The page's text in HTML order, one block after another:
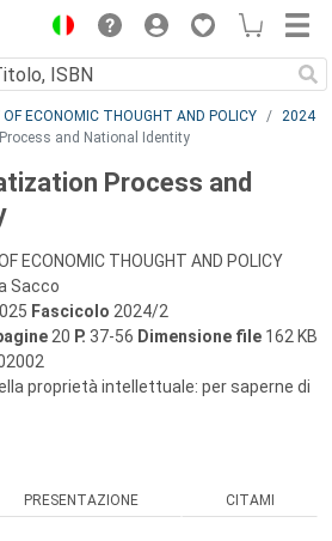
OF ECONOMIC THOUGHT AND POLICY
2024
and National Identity
Process and
ECONOMIC THOUGHT AND POLICY
Sacco
Fascicolo 2024/2
20 P. 37-56 Dimensione file 162 KB
proprietà intellettuale: per saperne di
PRESENTAZIONE CITAMI